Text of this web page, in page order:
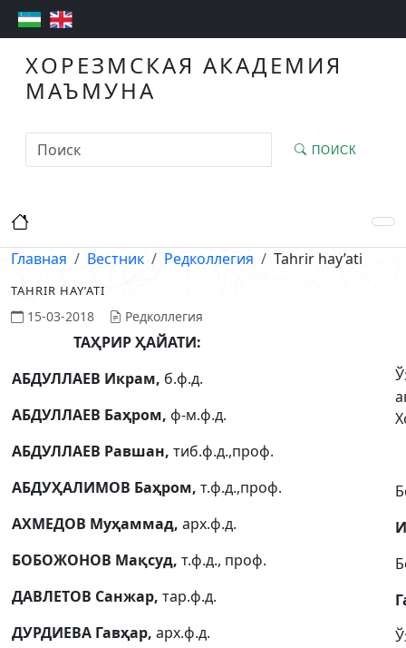
ХОРЕЗМСКАЯ АКАДЕМИЯ
МАЪМУНА
ПОИСК
Главная Вестник Редколлегия Tahrir hay’ati
TAHRIR HAY’ATI
15-03-2018 Редколлегия
ТАҲРИР ҲАЙАТИ:
АБДУЛЛАЕВ Икрам, б.ф.д.
АБДУЛЛАЕВ Баҳром, ф-м.ф.д.
АБДУЛЛАЕВ Равшан, тиб.ф.д.,проф.
АБДУҲАЛИМОВ Баҳром, т.ф.д.,проф.
АХМЕДОВ Муҳаммад, арх.ф.д.
БОБОЖОНОВ Мақсуд, т.ф.д., проф.
ДАВЛЕТОВ Санжар, тар.ф.д.
ДУРДИЕВА Гавҳар, арх.ф.д.